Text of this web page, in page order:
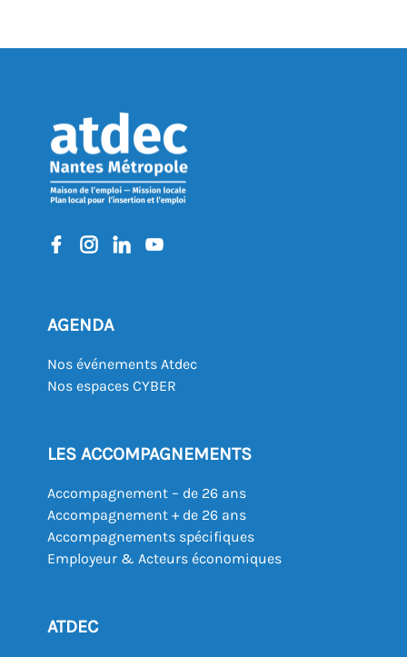
AGENDA
Nos événements Atdec
Nos espaces CYBER
LES ACCOMPAGNEMENTS
Accompagnement – de 26 ans
Accompagnement + de 26 ans
Accompagnements spécifiques
Employeur & Acteurs économiques
ATDEC